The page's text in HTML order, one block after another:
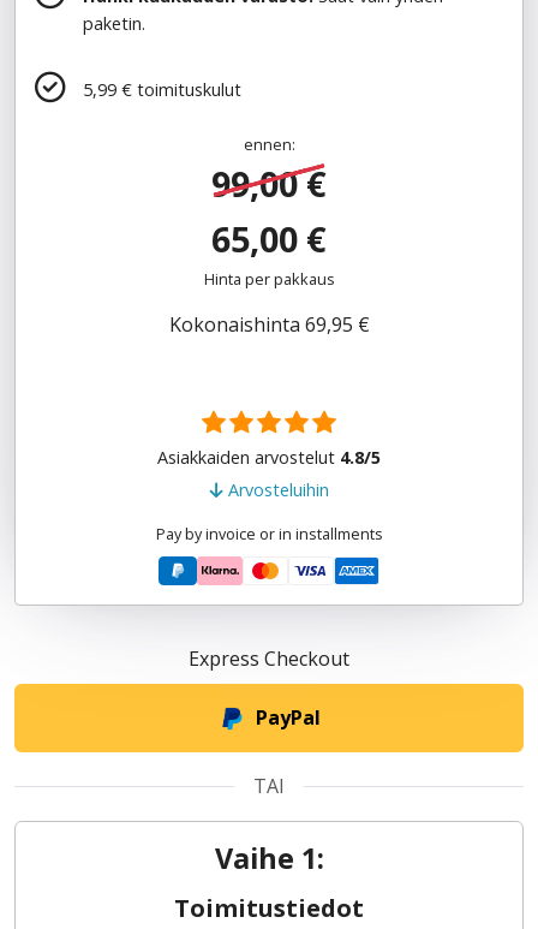
paketin.
5,99 € toimituskulut
ennen:
99,00 €
65,00 €
Hinta per pakkaus
Kokonaishinta 69,95 €
Asiakkaiden arvostelut 4.8/5
Arvosteluihin
Pay by invoice or in installments
Express Checkout
PayPal
TAI
Vaihe 1:
Toimitustiedot